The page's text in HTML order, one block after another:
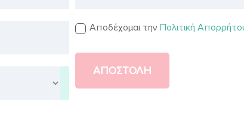
Αποδέχομαι την Πολιτική
ΑΠΟΣΤΟΛΗ